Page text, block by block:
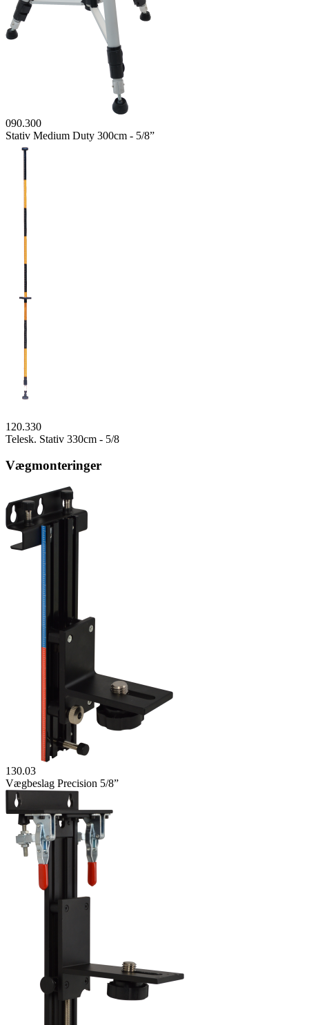
090.300
Stativ Medium Duty 300cm - 5/8”
120.330
Telesk. Stativ 330cm - 5/8
Vægmonteringer
130.03
Vægbeslag Precision 5/8”